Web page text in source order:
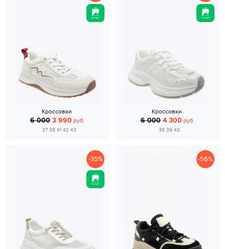
Кроссовки
6 000 3 990 руб.
37 38 41 42 43
Кроссовки
6 000 4 300руб.
38 39 40
-35% -56%